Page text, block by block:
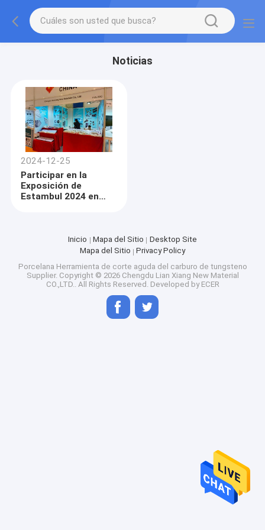
Noticias
2024-12-25
Participar en la
Exposición de
Estambul 2024 en
Inicio Mapa del Sitio
Desktop Site
Mapa del Sitio
Privacy Policy
Porcelana Herramienta de corte aguda del carburo de tungsteno
Supplier. Copyright © 2026 Chengdu Lian Xiang New Material
CO.,LTD.. All Rights Reserved. Developed by ECER